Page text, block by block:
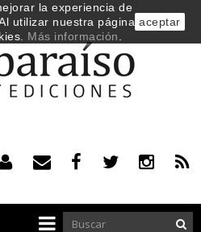
la experiencia de
utilizar nuestra página
Más información
aceptar